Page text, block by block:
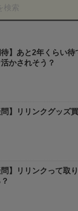
待】あと2年くらい
かされそう？
問】リリンクグッズ
問】リリンクって取